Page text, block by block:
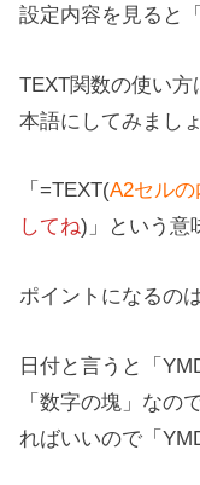
設定内容を見ると
TEXT関数の使い
本語にしてみまし
「=TEXT(A2セル
してね)」という意
ポイントになるの
日付と言うと「
「数字の塊」なの
ればいいので「